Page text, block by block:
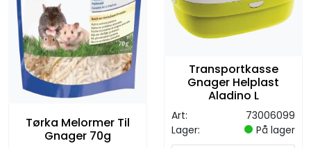
Tørka Melormer Til
Gnager 70g
Transportkasse
Gnager Helplast
Aladino L
Art:
73006099
Lager:
På lager